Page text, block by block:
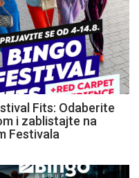
Fits: Odaberite
i zablistajte na
Festivala